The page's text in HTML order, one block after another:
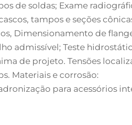
de soldas; Exame
tampos e seções
Dimensionamento de
admissível; Teste
de projeto. Tensões
Materiais e corrosão:
para acessórios